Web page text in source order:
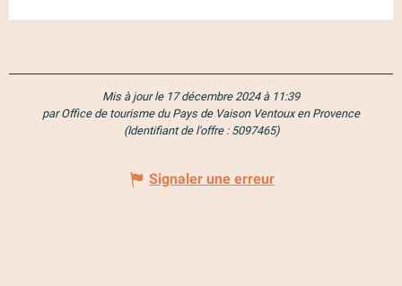
Mis à jour le 17 décembre 2024 à 11:39
par Office de tourisme du Pays de Vaison Ventoux en Provence
(Identifiant de l'offre : 5097465)
Signaler une erreur